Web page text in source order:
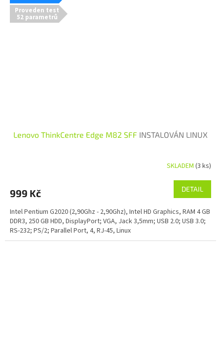
Proveden test
52 parametrů
Lenovo ThinkCentre Edge M82 SFF INSTALOVÁN LINUX
SKLADEM(3 ks)
999 Kč DETAIL
Intel Pentium G2020 (2,90Ghz - 2,90Ghz), Intel HD Graphics, RAM 4 GB
DDR3, 250 GB HDD, DisplayPort; VGA, Jack 3,5mm; USB 2.0; USB 3.0;
RS-232; PS/2; Parallel Port, 4, RJ-45, Linux